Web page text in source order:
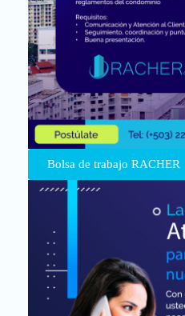
Bolsa de trabajo RACHER